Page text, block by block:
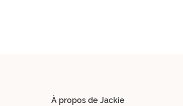
À propos de Jackie